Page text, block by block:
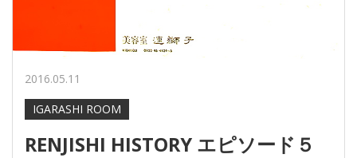
2016.05.11
IGARASHI ROOM
RENJISHI HISTORY エピソード５